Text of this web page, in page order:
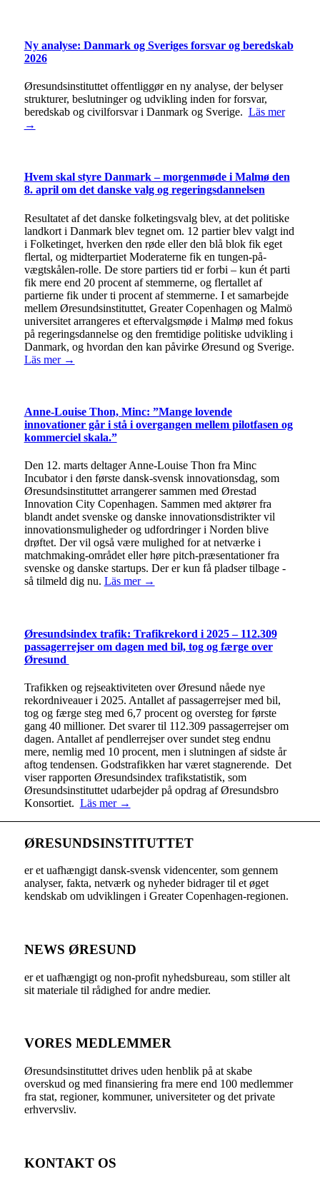
Ny analyse: Danmark og Sveriges forsvar og beredskab
2026
Øresundsinstituttet offentliggør en ny analyse, der belyser
strukturer, beslutninger og udvikling inden for forsvar,
beredskab og civilforsvar i Danmark og Sverige. Läs mer
→
Hvem skal styre Danmark – morgenmøde i Malmø den
8. april om det danske valg og regeringsdannelsen
Resultatet af det danske folketingsvalg blev, at det politiske
landkort i Danmark blev tegnet om. 12 partier blev valgt ind
i Folketinget, hverken den røde eller den blå blok fik eget
flertal, og midterpartiet Moderaterne fik en tungen-på-
vægtskålen-rolle. De store partiers tid er forbi – kun ét parti
fik mere end 20 procent af stemmerne, og flertallet af
partierne fik under ti procent af stemmerne. I et samarbejde
mellem Øresundsinstituttet, Greater Copenhagen og Malmö
universitet arrangeres et eftervalgsmøde i Malmø med fokus
på regeringsdannelse og den fremtidige politiske udvikling i
Danmark, og hvordan den kan påvirke Øresund og Sverige.
Läs mer →
Anne-Louise Thon, Minc: ”Mange lovende
innovationer går i stå i overgangen mellem pilotfasen og
kommerciel skala.”
Den 12. marts deltager Anne-Louise Thon fra Minc
Incubator i den første dansk-svensk innovationsdag, som
Øresundsinstituttet arrangerer sammen med Ørestad
Innovation City Copenhagen. Sammen med aktører fra
blandt andet svenske og danske innovationsdistrikter vil
innovationsmuligheder og udfordringer i Norden blive
drøftet. Der vil også være mulighed for at netværke i
matchmaking-området eller høre pitch-præsentationer fra
svenske og danske startups. Der er kun få pladser tilbage -
så tilmeld dig nu. Läs mer →
Øresundsindex trafik: Trafikrekord i 2025 – 112.309
passagerrejser om dagen med bil, tog og færge over
Øresund
Trafikken og rejseaktiviteten over Øresund nåede nye
rekordniveauer i 2025. Antallet af passagerrejser med bil,
tog og færge steg med 6,7 procent og oversteg for første
gang 40 millioner. Det svarer til 112.309 passagerrejser om
dagen. Antallet af pendlerrejser over sundet steg endnu
mere, nemlig med 10 procent, men i slutningen af sidste år
aftog tendensen. Godstrafikken har været stagnerende. Det
viser rapporten Øresundsindex trafikstatistik, som
Øresundsinstituttet udarbejder på opdrag af Øresundsbro
Konsortiet. Läs mer →
ØRESUNDSINSTITUTTET
er et uafhængigt dansk-svensk videncenter, som gennem
analyser, fakta, netværk og nyheder bidrager til et øget
kendskab om udviklingen i Greater Copenhagen-regionen.
NEWS ØRESUND
er et uafhængigt og non-profit nyhedsbureau, som stiller alt
sit materiale til rådighed for andre medier.
VORES MEDLEMMER
Øresundsinstituttet drives uden henblik på at skabe
overskud og med finansiering fra mere end 100 medlemmer
fra stat, regioner, kommuner, universiteter og det private
erhvervsliv.
KONTAKT OS